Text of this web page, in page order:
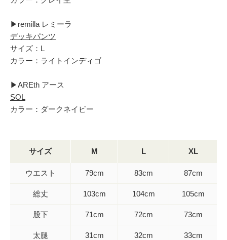
▶︎remilla レミーラ
デッキパンツ
サイズ：L
カラー：ライトインディゴ
▶︎AREth アース
SOL
カラー：ダークネイビー
サイズ M L XL
ウエスト 79cm 83cm 87cm
総丈 103cm 104cm 105cm
股下 71cm 72cm 73cm
太腿 31cm 32cm 33cm